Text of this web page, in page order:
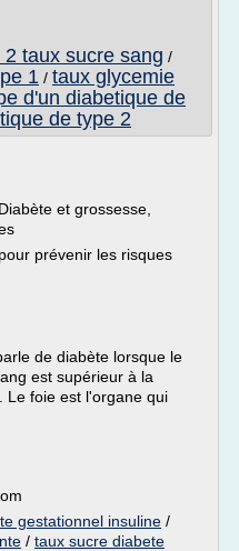
taux sucre sang /
1 / taux glycemie
d'un diabetique de
de type 2
et grossesse,
prévenir les risques
de diabète lorsque le
est supérieur à la
Le foie est l'organe qui
gestationnel insuline /
/ taux sucre diabete